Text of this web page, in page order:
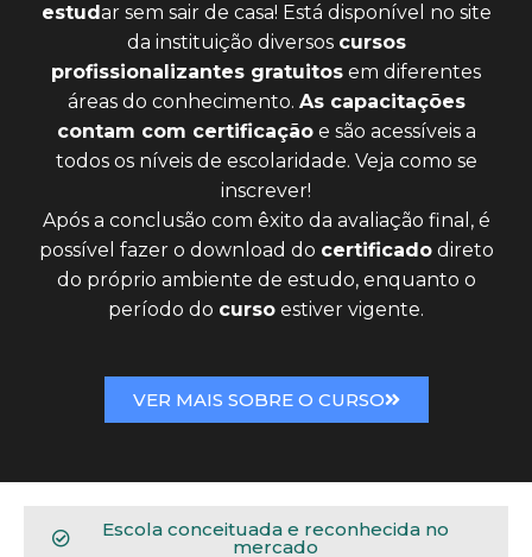
estudar sem sair de casa! Está disponível no site
da instituição diversos cursos
profissionalizantes gratuitos em diferentes
áreas do conhecimento. As capacitações
contam com certificaçãoe são acessíveis a
todos os níveis de escolaridade. Veja como se
inscrever!
Após a conclusão com êxito da avaliação final, é
possível fazer o download do certificadodireto
do próprio ambiente de estudo, enquanto o
período do curso estiver vigente.
VER MAIS SOBRE O CURSO
Escola conceituada e reconhecida no
mercado